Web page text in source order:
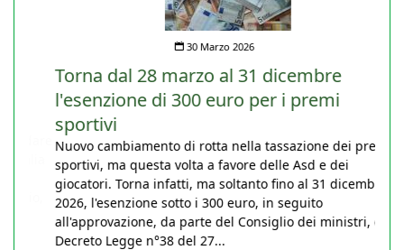
30 Marzo 2026
Torna dal 28 marzo al 31 dicembre
l'esenzione di 300 euro per i premi
sportivi
Nuovo cambiamento di rotta nella tassazione dei premi
sportivi, ma questa volta a favore delle Asd e dei
giocatori. Torna infatti, ma soltanto fino al 31 dicembre
2026, l'esenzione sotto i 300 euro, in seguito
all'approvazione, da parte del Consiglio dei ministri, del
Decreto Legge n°38 del 27...